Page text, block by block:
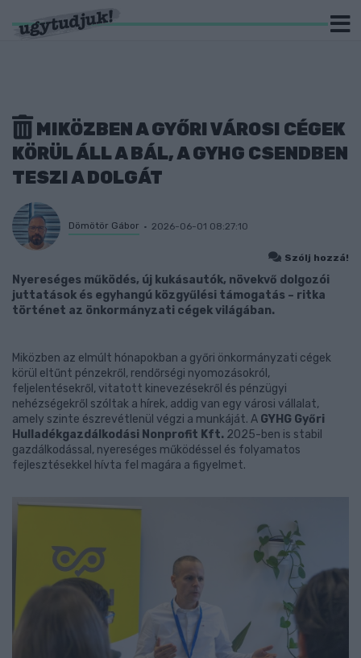
MIKÖZBEN A GYŐRI VÁROSI CÉGEK
KÖRÜL ÁLL A BÁL, A GYHG CSENDBEN
TESZI A DOLGÁT
Dömötör Gábor 2026-06-01 08:27:10
Szólj hozzá!
Nyereséges működés, új kukásautók, növekvő dolgozói
juttatások és egyhangú közgyűlési támogatás – ritka
történet az önkormányzati cégek világában.
Miközben az elmúlt hónapokban a győri önkormányzati cégek
körül eltűnt pénzekről, rendőrségi nyomozásokról,
feljelentésekről, vitatott kinevezésekről és pénzügyi
nehézségekről szóltak a hírek, addig van egy városi vállalat,
amely szinte észrevétlenül végzi a munkáját. A GYHG Győri
Hulladékgazdálkodási Nonprofit Kft. 2025-ben is stabil
gazdálkodással, nyereséges működéssel és folyamatos
fejlesztésekkel hívta fel magára a figyelmet.